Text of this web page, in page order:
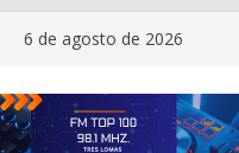
6 de agosto de 2026